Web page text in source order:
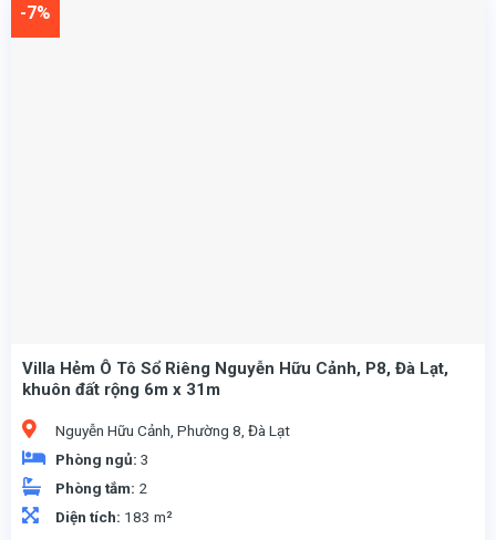
-7%
Villa Hẻm Ô Tô Sổ Riêng Nguyễn Hữu Cảnh, P8, Đà Lạt,
khuôn đất rộng 6m x 31m
Nguyễn Hữu Cảnh, Phường 8, Đà Lạt
Phòng ngủ: 3
Phòng tắm: 2
Diện tích: 183 m²